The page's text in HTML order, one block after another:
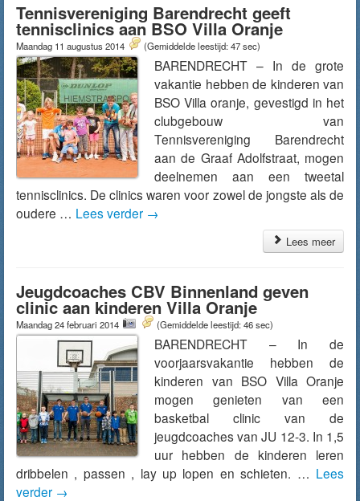
Tennisvereniging Barendrecht geeft
tennisclinics aan BSO Villa Oranje
Maandag 11 augustus 2014 (Gemiddelde leestijd: 47 sec)
BARENDRECHT – In de grote
vakantie hebben de kinderen van
BSO Villa oranje, gevestigd in het
clubgebouw van
Tennisvereniging Barendrecht
aan de Graaf Adolfstraat, mogen
deelnemen aan een tweetal
tennisclinics. De clinics waren voor zowel de jongste als de
oudere … Lees verder →
Lees meer
Jeugdcoaches CBV Binnenland geven
clinic aan kinderen Villa Oranje
Maandag 24 februari 2014 (Gemiddelde leestijd: 46 sec)
BARENDRECHT – In de
voorjaarsvakantie hebben de
kinderen van BSO Villa Oranje
mogen genieten van een
basketbal clinic van de
jeugdcoaches van JU 12-3. In 1,5
uur hebben de kinderen leren
dribbelen , passen , lay up lopen en schieten. … Lees
verder →